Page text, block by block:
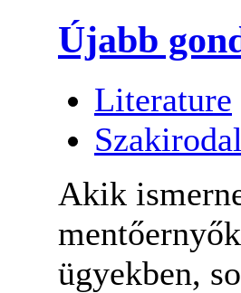
Újabb
Literature
Akik
ügyekben,